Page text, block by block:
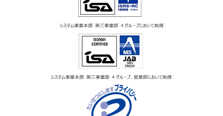
（10）個人情報保護方針
当社ホームページの個人情報保護方針をご覧下さい。
（11）当社の個人情報の取扱いに関する苦情、相談等の問
窓口の名称：お問い合わせ窓口